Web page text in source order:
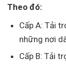
Theo đó:
Cấp A: Tải
những nơi
Cấp B: Tải